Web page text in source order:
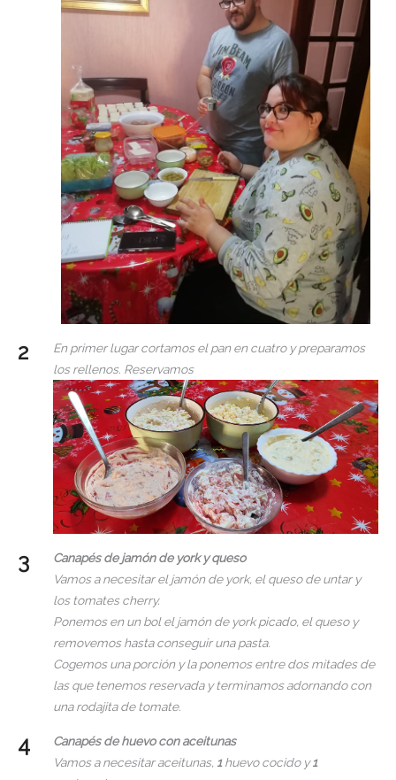
En primer lugar cortamos el pan en cuatro y preparamos
los rellenos. Reservamos
Canapés de jamón de york y queso
Vamos a necesitar el jamón de york, el queso de untar y
los tomates cherry.
Ponemos en un bol el jamón de york picado, el queso y
removemos hasta conseguir una pasta.
Cogemos una porción y la ponemos entre dos mitades de
las que tenemos reservada y terminamos adornando con
una rodajita de tomate.
Canapés de huevo con aceitunas
Vamos a necesitar aceitunas, 1huevo cocido y1